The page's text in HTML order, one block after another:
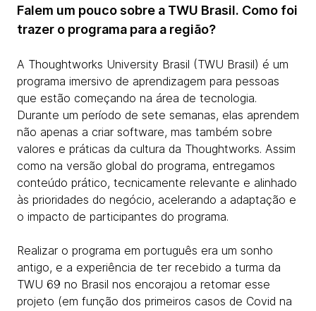
Falem um pouco sobre a TWU Brasil. Como foi
trazer o programa para a região?
A Thoughtworks University Brasil (TWU Brasil) é um
programa imersivo de aprendizagem para pessoas
que estão começando na área de tecnologia.
Durante um período de sete semanas, elas aprendem
não apenas a criar software, mas também sobre
valores e práticas da cultura da Thoughtworks. Assim
como na versão global do programa, entregamos
conteúdo prático, tecnicamente relevante e alinhado
às prioridades do negócio, acelerando a adaptação e
o impacto de participantes do programa.
Realizar o programa em português era um sonho
antigo, e a experiência de ter recebido a turma da
TWU 69 no Brasil nos encorajou a retomar esse
projeto (em função dos primeiros casos de Covid na